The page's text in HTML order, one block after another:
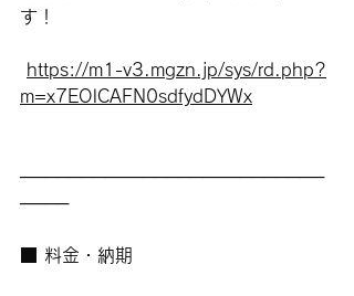
す！
https://m1-v3.mgzn.jp/sys/rd.php?
m=x7EOlCAFN0sdfydDYWx
─────────────────────────
────
■ 料金・納期